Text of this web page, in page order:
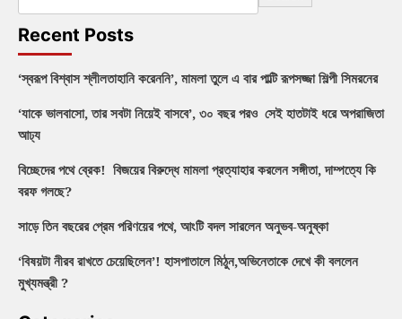
Recent Posts
‘স্বরূপ বিশ্বাস শ্লীলতাহানি করেননি’, মামলা তুলে এ বার পাল্টি রূপসজ্জা শিল্পী সিমরনের
‘যাকে ভালবাসো, তার সবটা নিয়েই বাসবে’, ৩০ বছর পরও সেই হাতটাই ধরে অপরাজিতা
আঢ্য
বিচ্ছেদের পথে ব্রেক! বিজয়ের বিরুদ্ধে মামলা প্রত্যাহার করলেন সঙ্গীতা, দাম্পত্যে কি
বরফ গলছে?
সাড়ে তিন বছরের প্রেম পরিণয়ের পথে, আংটি বদল সারলেন অনুভব-অনুষ্কা
‘বিষয়টা নীরব রাখতে চেয়েছিলেন’! হাসপাতালে মিঠুন,অভিনেতাকে দেখে কী বললেন
মুখ্যমন্ত্রী ?